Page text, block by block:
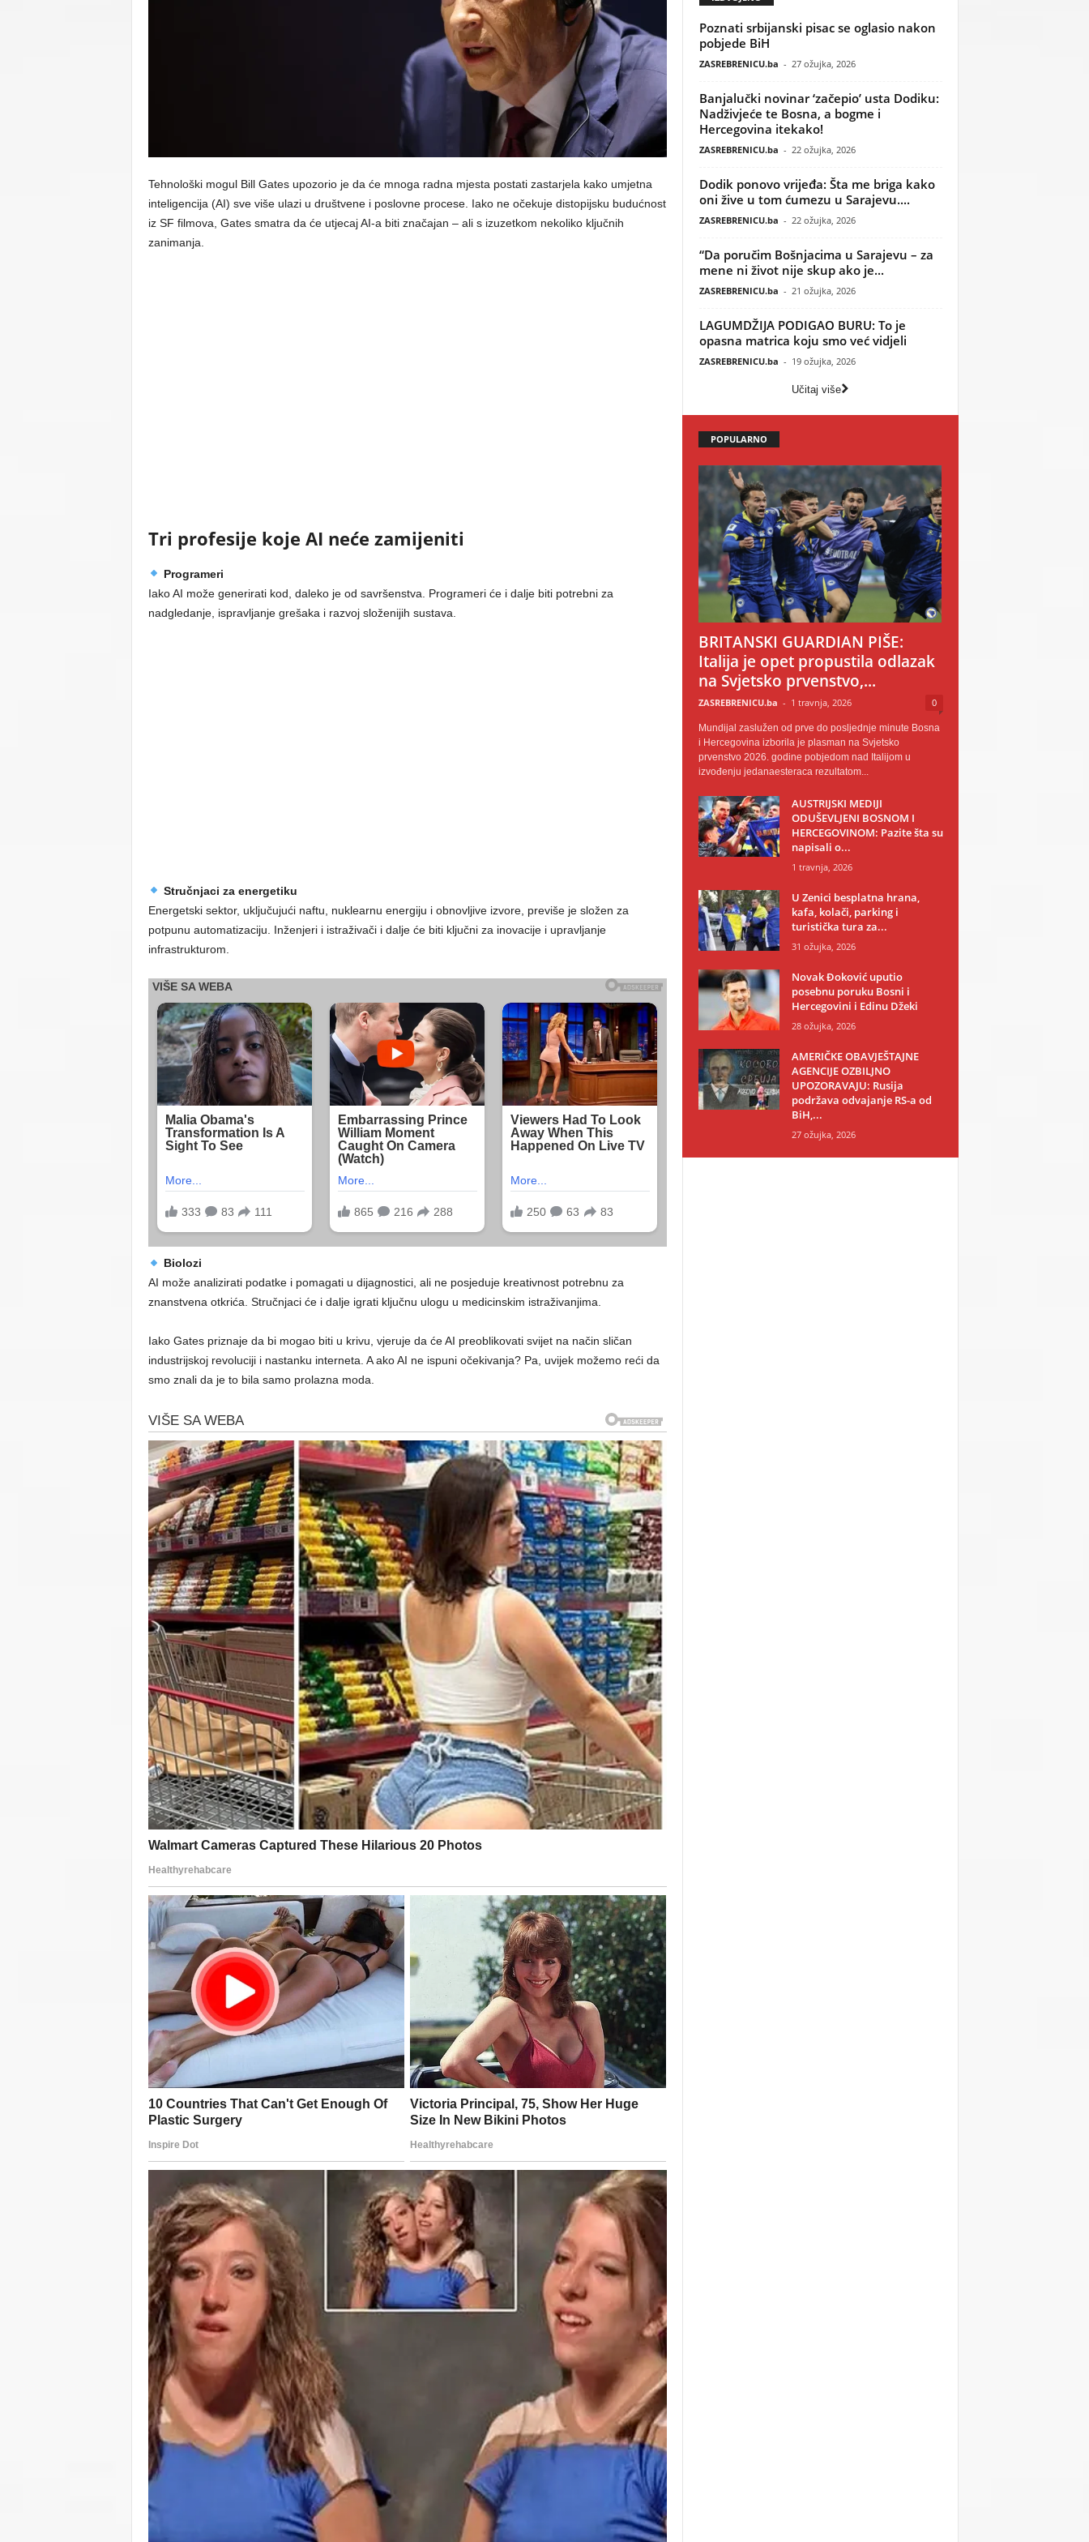
Tehnološki mogul Bill Gates upozorio je da će mnoga radna mjesta postati zastarjela kako umjetna
inteligencija (AI) sve više ulazi u društvene i poslovne procese. Iako ne očekuje distopijsku budućnost
iz SF filmova, Gates smatra da će utjecaj AI-a biti značajan – ali s izuzetkom nekoliko ključnih
zanimanja.
Tri profesije koje AI neće zamijeniti
Programeri
Iako AI može generirati kod, daleko je od savršenstva. Programeri će i dalje biti potrebni za
nadgledanje, ispravljanje grešaka i razvoj složenijih sustava.
Stručnjaci za energetiku
Energetski sektor, uključujući naftu, nuklearnu energiju i obnovljive izvore, previše je složen za
potpunu automatizaciju. Inženjeri i istraživači i dalje će biti ključni za inovacije i upravljanje
infrastrukturom.
Biolozi
AI može analizirati podatke i pomagati u dijagnostici, ali ne posjeduje kreativnost potrebnu za
znanstvena otkrića. Stručnjaci će i dalje igrati ključnu ulogu u medicinskim istraživanjima.
Iako Gates priznaje da bi mogao biti u krivu, vjeruje da će AI preoblikovati svijet na način sličan
industrijskoj revoluciji i nastanku interneta. A ako AI ne ispuni očekivanja? Pa, uvijek možemo reći da
smo znali da je to bila samo prolazna moda.
Poznati srbijanski pisac se oglasio nakon
pobjede BiH
ZASREBRENICU.ba - 27 ožujka, 2026
Banjalučki novinar ‘začepio’ usta Dodiku:
Nadživjeće te Bosna, a bogme i
Hercegovina itekako!
ZASREBRENICU.ba - 22 ožujka, 2026
Dodik ponovo vrijeđa: Šta me briga kako
oni žive u tom ćumezu u Sarajevu....
ZASREBRENICU.ba - 22 ožujka, 2026
“Da poručim Bošnjacima u Sarajevu – za
mene ni život nije skup ako je...
ZASREBRENICU.ba - 21 ožujka, 2026
LAGUMDŽIJA PODIGAO BURU: To je
opasna matrica koju smo već vidjeli
ZASREBRENICU.ba - 19 ožujka, 2026
Učitaj više
POPULARNO
BRITANSKI GUARDIAN PIŠE:
Italija je opet propustila odlazak
na Svjetsko prvenstvo,...
ZASREBRENICU.ba - 1 travnja, 2026 0
Mundijal zaslužen od prve do posljednje minute Bosna
i Hercegovina izborila je plasman na Svjetsko
prvenstvo 2026. godine pobjedom nad Italijom u
izvođenju jedanaesteraca rezultatom...
AUSTRIJSKI MEDIJI
ODUŠEVLJENI BOSNOM I
HERCEGOVINOM: Pazite šta su
napisali o...
1 travnja, 2026
U Zenici besplatna hrana,
kafa, kolači, parking i
turistička tura za...
31 ožujka, 2026
Novak Đoković uputio
posebnu poruku Bosni i
Hercegovini i Edinu Džeki
28 ožujka, 2026
AMERIČKE OBAVJEŠTAJNE
AGENCIJE OZBILJNO
UPOZORAVAJU: Rusija
podržava odvajanje RS-a od
BiH,...
27 ožujka, 2026